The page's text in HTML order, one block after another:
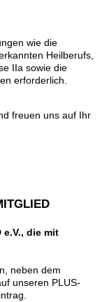
wie die
Heilberufs,
IIa sowie die
erforderlich.
freuen uns auf Ihr
die mit
neben dem
unseren PLUS-